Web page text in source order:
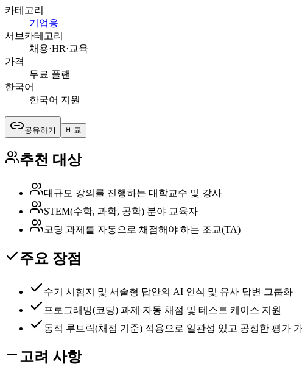
카테고리
기업용
서브카테고리
채용·HR·교육
가격
무료 플랜
한국어
한국어 지원
공유하기 비교
추천 대상
대규모 강의를 진행하는 대학교수 및 강사
STEM(수학, 과학, 공학) 분야 교육자
코딩 과제를 자동으로 채점해야 하는 조교(TA)
주요 장점
수기 시험지 및 서술형 답안의 AI 인식 및 유사 답변 그룹화
프로그래밍(코딩) 과제 자동 채점 및 테스트 케이스 지원
동적 루브릭(채점 기준) 적용으로 일관성 있고 공정한 평가
고려 사항